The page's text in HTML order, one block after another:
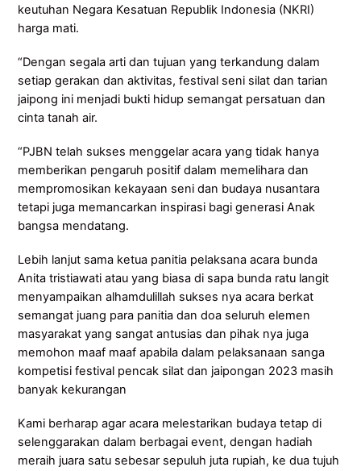
keutuhan Negara Kesatuan Republik Indonesia (NKRI)
harga mati.
“Dengan segala arti dan tujuan yang terkandung dalam
setiap gerakan dan aktivitas, festival seni silat dan tarian
jaipong ini menjadi bukti hidup semangat persatuan dan
cinta tanah air.
“PJBN telah sukses menggelar acara yang tidak hanya
memberikan pengaruh positif dalam memelihara dan
mempromosikan kekayaan seni dan budaya nusantara
tetapi juga memancarkan inspirasi bagi generasi Anak
bangsa mendatang.
Lebih lanjut sama ketua panitia pelaksana acara bunda
Anita tristiawati atau yang biasa di sapa bunda ratu langit
menyampaikan alhamdulillah sukses nya acara berkat
semangat juang para panitia dan doa seluruh elemen
masyarakat yang sangat antusias dan pihak nya juga
memohon maaf maaf apabila dalam pelaksanaan sanga
kompetisi festival pencak silat dan jaipongan 2023 masih
banyak kekurangan
Kami berharap agar acara melestarikan budaya tetap di
selenggarakan dalam berbagai event, dengan hadiah
meraih juara satu sebesar sepuluh juta rupiah, ke dua tujuh